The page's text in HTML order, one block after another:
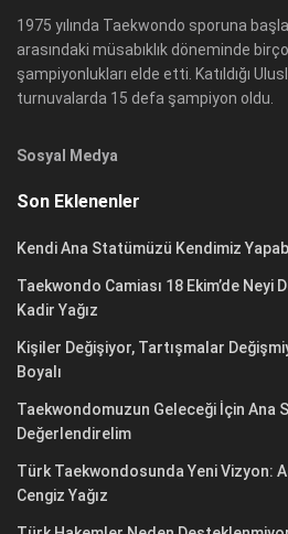
1975 yılında Taekwondo sporuna
arasındaki müsabıklık döneminde
şampiyonlukları elde etti. Katıldığı
turnuvalarda 15 defa şampiyon oldu.
Sosyal Medya
Son Eklenenler
Kendi Ana Statümüzü Kendimiz
Taekwondo Camiası 18 Ekim’de Neyi
Kadir Yağız
Kişiler Değişiyor, Tartışmalar
Boyalı
Taekwondomuzun Geleceği İçin Ana
Değerlendirelim
Türk Taekwondosunda Yeni Vizyon:
Cengiz Yağız